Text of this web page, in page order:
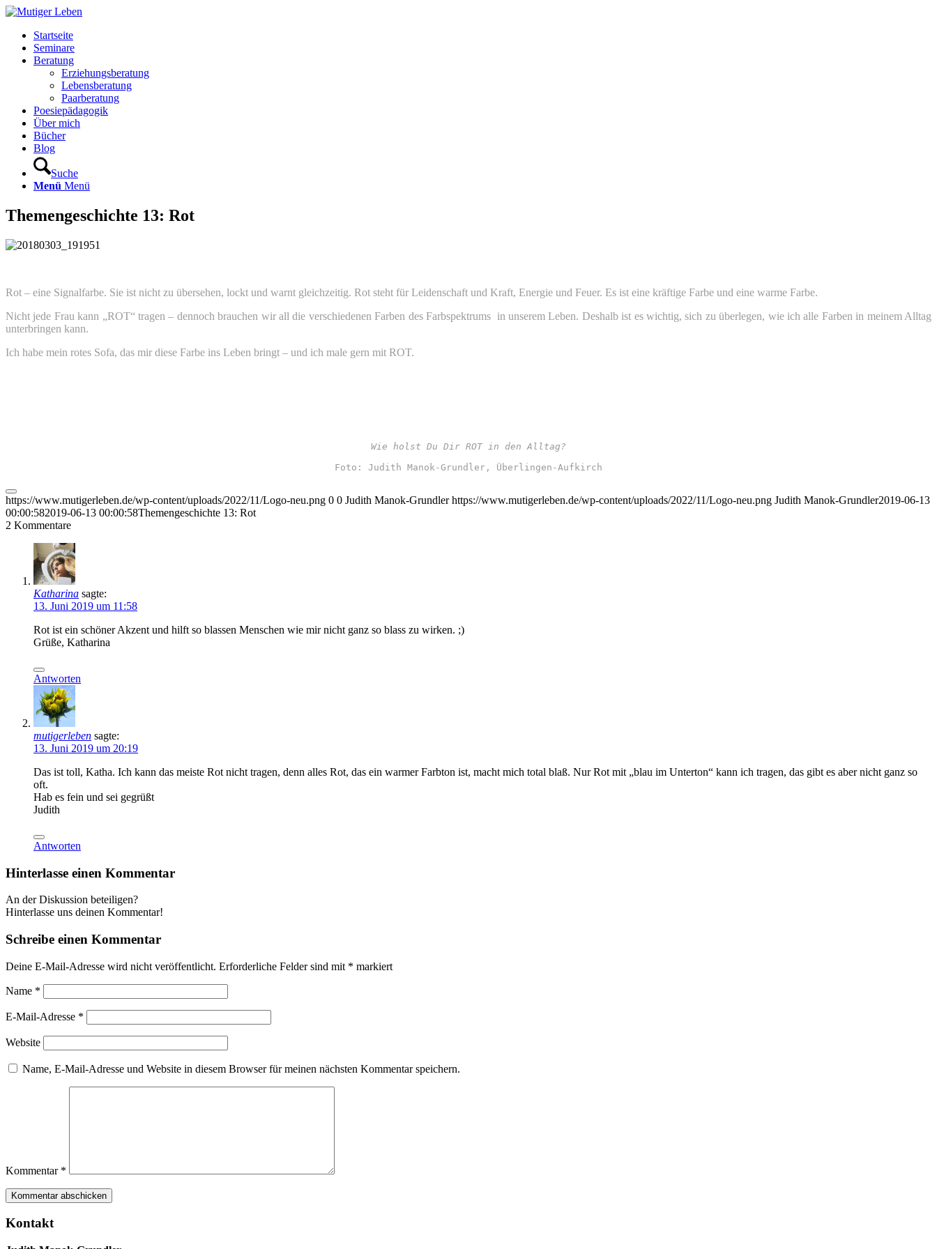
Startseite
Seminare
Beratung
Erziehungsberatung
Lebensberatung
Paarberatung
Poesiepädagogik
Über mich
Bücher
Blog
Suche
Menü Menü
Themengeschichte 13: Rot
Rot – eine Signalfarbe. Sie ist nicht zu übersehen, lockt und warnt gleichzeitig. Rot steht für Leidenschaft und Kraft, Energie und Feuer. Es ist eine kräftige Farbe und eine warme Farbe.
Nicht jede Frau kann „ROT“ tragen – dennoch brauchen wir all die verschiedenen Farben des Farbspektrums in unserem Leben. Deshalb ist es wichtig, sich zu überlegen, wie ich alle Farben in meinem Alltag
unterbringen kann.
Ich habe mein rotes Sofa, das mir diese Farbe ins Leben bringt – und ich male gern mit ROT.
Wie holst Du Dir ROT in den Alltag?
Foto: Judith Manok-Grundler, Überlingen-Aufkirch
https://www.mutigerleben.de/wp-content/uploads/2022/11/Logo-neu.png 0 0 Judith Manok-Grundler https://www.mutigerleben.de/wp-content/uploads/2022/11/Logo-neu.png Judith Manok-Grundler2019-06-13
00:00:582019-06-13 00:00:58Themengeschichte 13: Rot
2 Kommentare
Katharina sagte:
13. Juni 2019 um 11:58
Rot ist ein schöner Akzent und hilft so blassen Menschen wie mir nicht ganz so blass zu wirken. ;)
Grüße, Katharina
Antworten
mutigerleben sagte:
13. Juni 2019 um 20:19
Das ist toll, Katha. Ich kann das meiste Rot nicht tragen, denn alles Rot, das ein warmer Farbton ist, macht mich total blaß. Nur Rot mit „blau im Unterton“ kann ich tragen, das gibt es aber nicht ganz so
oft.
Hab es fein und sei gegrüßt
Judith
Antworten
Hinterlasse einen Kommentar
An der Diskussion beteiligen?
Hinterlasse uns deinen Kommentar!
Schreibe einen Kommentar
Deine E-Mail-Adresse wird nicht veröffentlicht. Erforderliche Felder sind mit * markiert
Name *
E-Mail-Adresse *
Website
Name, E-Mail-Adresse und Website in diesem Browser für meinen nächsten Kommentar speichern.
Kommentar *
Kontakt